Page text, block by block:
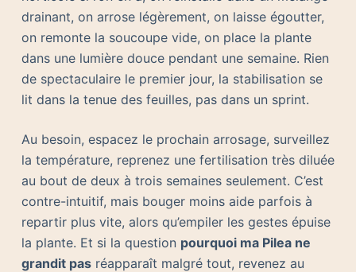
drainant, on arrose légèrement, on laisse égoutter,
on remonte la soucoupe vide, on place la plante
dans une lumière douce pendant une semaine. Rien
de spectaculaire le premier jour, la stabilisation se
lit dans la tenue des feuilles, pas dans un sprint.
Au besoin, espacez le prochain arrosage, surveillez
la température, reprenez une fertilisation très diluée
au bout de deux à trois semaines seulement. C’est
contre-intuitif, mais bouger moins aide parfois à
repartir plus vite, alors qu’empiler les gestes épuise
la plante. Et si la question pourquoi ma Pilea ne
grandit pasréapparaît malgré tout, revenez au